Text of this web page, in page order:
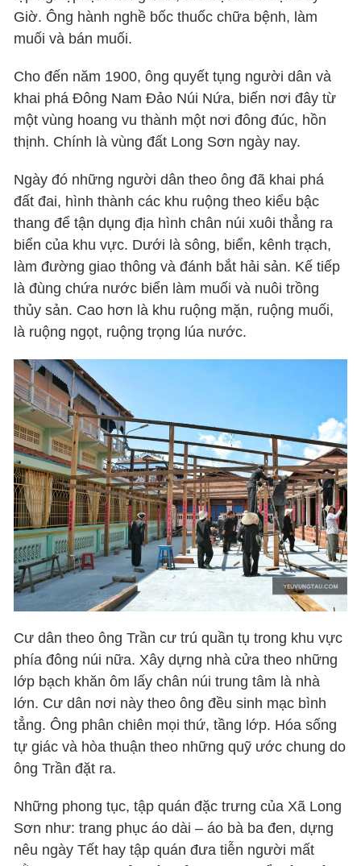
Giờ. Ông hành nghề bốc thuốc chữa bệnh, làm
muối và bán muối.
Cho đến năm 1900, ông quyết tụng người dân và
khai phá Đông Nam Đảo Núi Nứa, biến nơi đây từ
một vùng hoang vu thành một nơi đông đúc, hồn
thịnh. Chính là vùng đất Long Sơn ngày nay.
Ngày đó những người dân theo ông đã khai phá
đất đai, hình thành các khu ruộng theo kiểu bậc
thang để tận dụng địa hình chân núi xuôi thẳng ra
biển của khu vực. Dưới là sông, biển, kênh trạch,
làm đường giao thông và đánh bắt hải sản. Kế tiếp
là đùng chứa nước biển làm muối và nuôi trồng
thủy sản. Cao hơn là khu ruộng mặn, ruộng muối,
là ruộng ngọt, ruộng trọng lúa nước.
Cư dân theo ông Trần cư trú quần tụ trong khu vực
phía đông núi nữa. Xây dựng nhà cửa theo những
lớp bạch khăn ôm lấy chân núi trung tâm là nhà
lớn. Cư dân nơi này theo ông đều sinh mạc bình
tẳng. Ông phân chiên mọi thứ, tầng lớp. Hóa sống
tự giác và hòa thuận theo những quỹ ước chung do
ông Trần đặt ra.
Những phong tục, tập quán đặc trưng của Xã Long
Sơn như: trang phục áo dài – áo bà ba đen, dựng
nêu ngày Tết hay tập quán đưa tiễn người mất